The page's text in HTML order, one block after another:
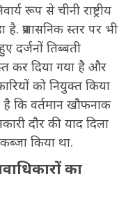
रूप से चीनी राष्ट्रीय
प्रशासनिक स्तर पर भी
तिब्बती
कर दिया गया है और
को नियुक्त किया
है कि वर्तमान खौफनाक
दौर की याद दिला
किया था.
का